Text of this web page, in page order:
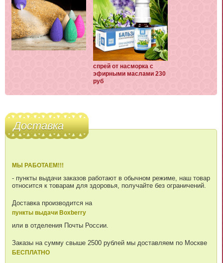
спрей от насморка с
эфирными маслами 230
руб
Доставка
МЫ РАБОТАЕМ!!!
- пункты выдачи заказов работают в обычном режиме, наш товар
относится к товарам для здоровья, получайте без ограничений.
Доставка производится на
пункты выдачи Boxberry
или в отделения Почты России.
Заказы на сумму свыше 2500 рублей мы доставляем по Москве
БЕСПЛАТНО